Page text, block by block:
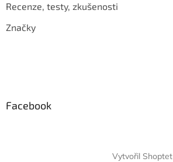
Recenze, testy, zkušenosti
Značky
Facebook
Vytvořil Shoptet